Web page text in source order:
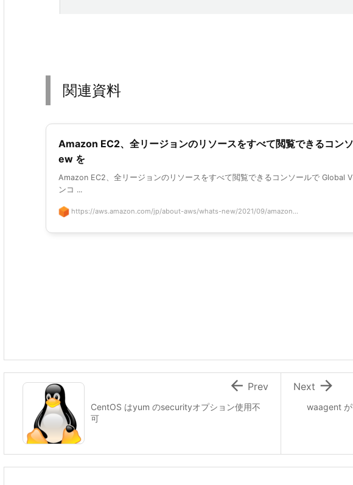
関連資料
Amazon EC2、全リージョンのリソースをすべて閲覧できるコン
ew を
Amazon EC2、全リージョンのリソースをすべて閲覧できるコンソールで Global
ンコ ...
https://aws.amazon.com/jp/about-aws/whats-new/2021/09/amazon...
waagent

Next
CentOS はyum のsecurityオプション使用不
可
 Prev